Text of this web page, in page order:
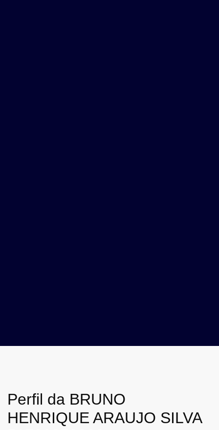
Perfil da BRUNO
HENRIQUE ARAUJO SILVA